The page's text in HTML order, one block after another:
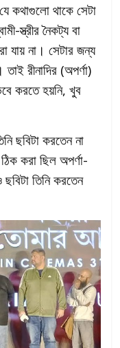
কথাগুলো থাকে সেটা
স্ত্রীর নৈকট্য বা
যায় না। সেটার জন্য
রীনাদির (অপর্ণা)
করতে হয়নি, খুব
ছবিটা করতেন না
করা ছিল অপর্ণা-
তিনি করতেন